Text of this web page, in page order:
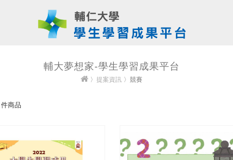
輔大夢想家-學生學習成果平台
〉 提案資訊 〉競賽
件商品